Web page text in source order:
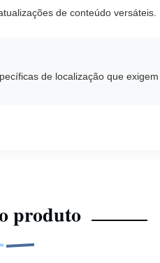
de conteúdo versáteis.
de localização que
produto